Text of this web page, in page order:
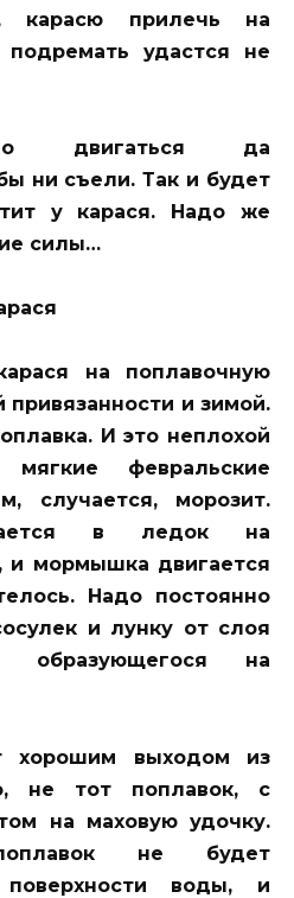
карасю прилечь на
удастся не
двигаться да
ни съели. Так и будет
у карася. Надо же
силы…
на поплавочную
привязанности и зимой.
И это неплохой
февральские
случается, морозит.
в ледок на
и мормышка двигается
Надо постоянно
и лунку от слоя
образующегося на
хорошим выходом из
не тот поплавок, с
на маховую удочку.
не будет
поверхности воды, и